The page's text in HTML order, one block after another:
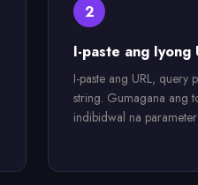
2
I-paste ang Iyong
I-paste ang URL, query
string. Gumagana ang
indibidwal na